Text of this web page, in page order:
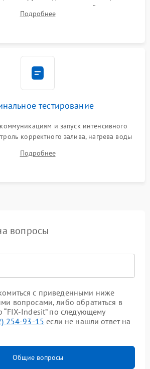
хомутов гидравлической системы,
и установка датчика поплавка.
Подробнее
тестирование
и запуск интенсивного
корректного залива, нагрева воды
отсутствия посторонних шумов,
и абсолютной сухости в поддоне.
Подробнее
вопросы
с приведенными ниже
вопросами, либо обратиться в
“FIX-Indesit” по следующему
254-93-15 если не нашли ответ на
Общие вопросы